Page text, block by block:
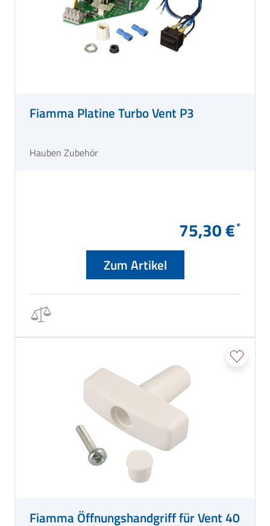
Fiamma Platine Turbo Vent P3
Hauben Zubehör
75,30 €
Zum Artikel
Fiamma Öffnungshandgriff für Vent 40